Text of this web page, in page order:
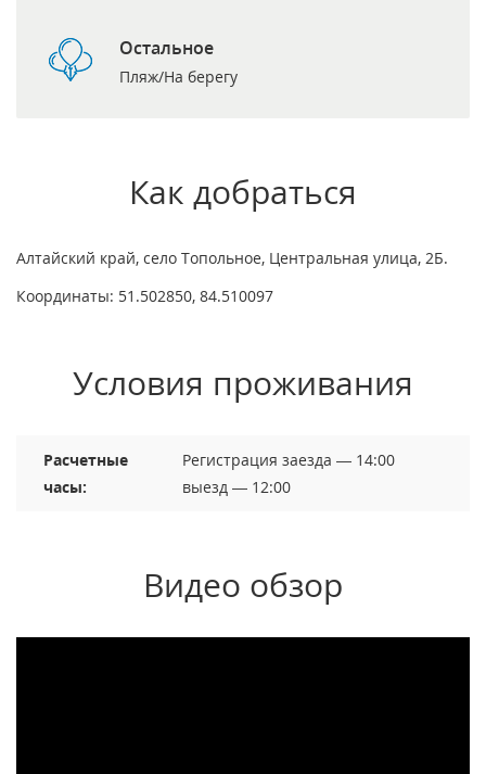
Остальное
Пляж/На берегу
Как добраться
Алтайский край, село Топольное, Центральная улица, 2Б.
Координаты: 51.502850, 84.510097
Условия проживания
Расчетные
часы:
Регистрация заезда — 14:00
выезд — 12:00
Видео обзор